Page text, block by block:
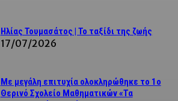
Ηλίας Τουμασάτος | Το ταξίδι της ζωής
17/07/2026
Με μεγάλη επιτυχία ολοκληρώθηκε το 1ο
Θερινό Σχολείο Μαθηματικών «Τα